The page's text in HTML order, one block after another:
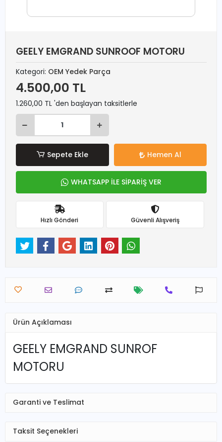
GEELY EMGRAND SUNROOF MOTORU
Kategori: OEM Yedek Parça
4.500,00 TL
1.260,00 TL 'den başlayan taksitlerle
Sepete Ekle Hemen Al
WHATSAPP İLE SİPARİŞ VER
Hızlı Gönderi Güvenli Alışveriş
Ürün Açıklaması
GEELY EMGRAND SUNROF
MOTORU
Garanti ve Teslimat
Taksit Seçenekleri